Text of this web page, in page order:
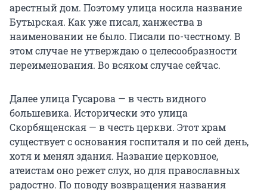
арестный дом. Поэтому улица носила название
Бутырская. Как уже писал, ханжества в
наименовании не было. Писали по-честному. В
этом случае не утверждаю о целесообразности
переименования. Во всяком случае сейчас.
Далее улица Гусарова — в честь видного
большевика. Исторически это улица
Скорбященская — в честь церкви. Этот храм
существует с основания госпиталя и по сей день,
хотя и менял здания. Название церковное,
атеистам оно режет слух, но для православных
радостно. По поводу возвращения названия